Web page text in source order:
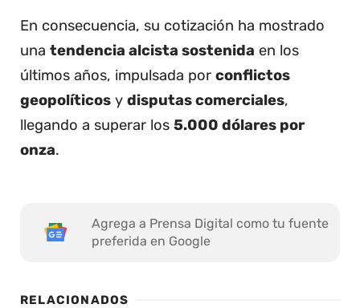
En consecuencia, su cotización ha mostrado
una tendencia alcista sostenida en los
últimos años, impulsada por conflictos
geopolíticos y disputas comerciales,
llegando a superar los 5.000 dólares por
onza.
Agrega a Prensa Digital como tu fuente
preferida en Google
RELACIONADOS